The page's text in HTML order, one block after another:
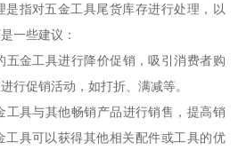
是指对五金工具尾货库存进行处理，以
一些建议：
五金工具进行降价促销，吸引消费者购
行促销活动，如打折、满减等。
工具与其他畅销产品进行销售，提高销
工具可以获得其他相关配件或工具的优